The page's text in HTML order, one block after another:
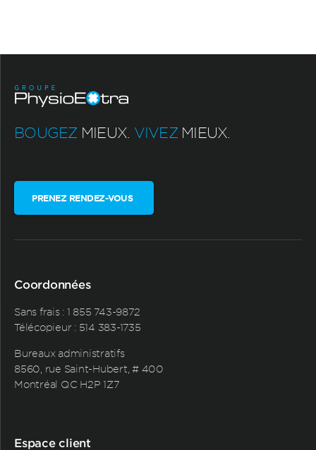
BOUGEZ MIEUX. VIVEZ MIEUX.
PRENEZ RENDEZ-VOUS
Coordonnées
Sans frais : 1 855 743-9872
Télécopieur : 514 383-1735
Bureaux administratifs
8560, rue Saint-Hubert, # 400
Montréal QC H2P 1Z7
Espace client